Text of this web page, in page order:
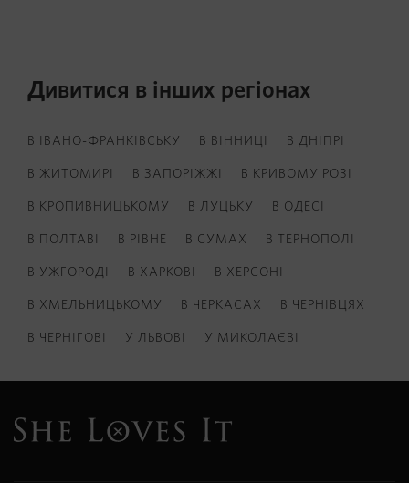
Дивитися в інших регіонах
В ІВАНО-ФРАНКІВСЬКУ В ВІННИЦІ В ДНІПРІ
В ЖИТОМИРІ В ЗАПОРІЖЖІ В КРИВОМУ РОЗІ
В КРОПИВНИЦЬКОМУ В ЛУЦЬКУ В ОДЕСІ
В ПОЛТАВІ В РІВНЕ В СУМАХ В ТЕРНОПОЛІ
В УЖГОРОДІ В ХАРКОВІ В ХЕРСОНІ
В ХМЕЛЬНИЦЬКОМУ В ЧЕРКАСАХ В ЧЕРНІВЦЯХ
В ЧЕРНІГОВІ У ЛЬВОВІ У МИКОЛАЄВІ